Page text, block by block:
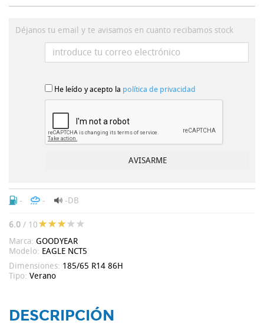
Déjanos tu email y te avisamos en cuanto recibamos stock
He leído y acepto la política de privacidad
- - -DB
6.0 / 10
Marca: GOODYEAR
Modelo: EAGLE NCT5
Dimensiones: 185/65 R14 86H
Tipo: Verano
DESCRIPCIÓN